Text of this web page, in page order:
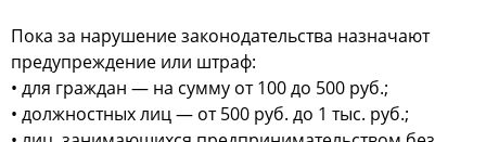
Пока за нарушение законодательства назначают
предупреждение или штраф:
• для граждан — на сумму от 100 до 500 руб.;
• должностных лиц — от 500 руб. до 1 тыс. руб.;